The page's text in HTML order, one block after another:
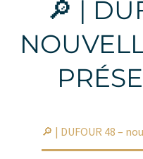
🔎 |
🔎 | DUFOUR 48 –